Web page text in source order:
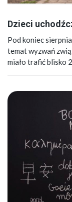
Dzieci
Pod koniec
temat wyzwań
miało trafić blisko